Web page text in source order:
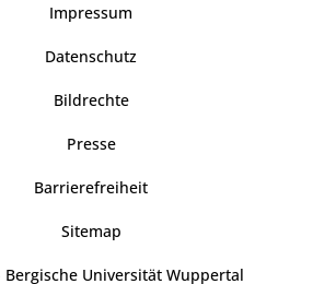
Impressum
Datenschutz
Bildrechte
Presse
Barrierefreiheit
Sitemap
Universität Wuppertal